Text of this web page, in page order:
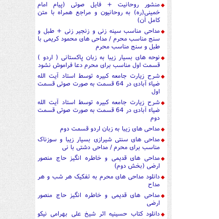
منشور روحانیت + فایل صوتی (پیام امام
خمینی(ره) به روحانیون و مراجع همراه با متن
کامل آن)
مداحی مناسب سینه زنی و زنجیر زنی + طبل و
سنج مناسب محرم / مداحی های محمود کریمی با
طبل و سنج مناسب محرم
نوحه های بسیار زیبا به زبان پاکستانی ( اردو )
قسمت اول مناسب برای محرم دعا فراموش نشود
شرح زیارت جامعه کبیره توسط استاد آیت الله
ضیاء آبادی در 64 قسمت به صورت صوتی قسمت
اول
شرح زیارت جامعه کبیره توسط استاد آیت الله
ضیاء آبادی در 64 قسمت به صورت صوتی قسمت
دوم
مداحی های زیبا به زبان اردو قسمت دوم
مداحی های سنتی شیرازی بسیار زیبا و سوزناک
مناسب برای محرم / مداحی دشتی با نی
مداحی های قدیمی و خاطره انگیز حاج منصور
ارضی (بخش دوم)
دانلود مداحی های محرم به تفکیک هر شب و هر
مداح
مداحی های قدیمی و خاطره انگیز حاج منصور
ارضی
دانلود کتاب حسینیه اثر شیخ علی بهرامی نیکو